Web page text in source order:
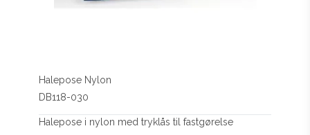
Halepose Nylon
DB118-030
Halepose i nylon med tryklås til fastgørelse